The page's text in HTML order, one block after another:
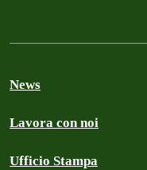
News
Lavora con noi
Ufficio Stampa